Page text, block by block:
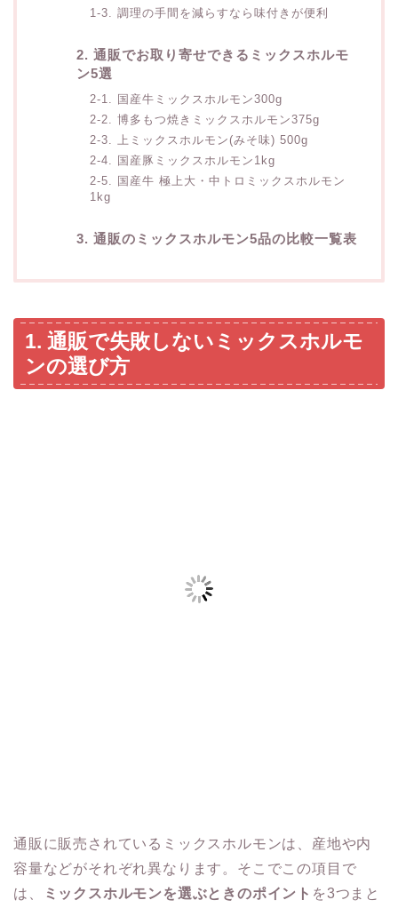
1-3. 調理の手間を減らすなら味付きが便利
2. 通販でお取り寄せできるミックスホルモ
ン5選
2-1. 国産牛ミックスホルモン300g
2-2. 博多もつ焼きミックスホルモン375g
2-3. 上ミックスホルモン(みそ味) 500g
2-4. 国産豚ミックスホルモン1kg
2-5. 国産牛 極上大・中トロミックスホルモン
1kg
3. 通販のミックスホルモン5品の比較一覧表
1. 通販で失敗しないミックスホルモ
ンの選び方
通販に販売されているミックスホルモンは、産地や内
容量などがそれぞれ異なります。そこでこの項目で
は、
ミックスホルモンを選ぶときのポイント を3つまと